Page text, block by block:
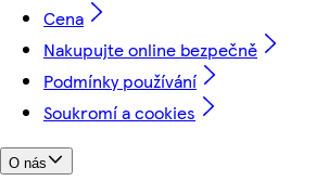
Cena
Nakupujte online bezpečně
Podmínky používání
Soukromí a cookies
O nás